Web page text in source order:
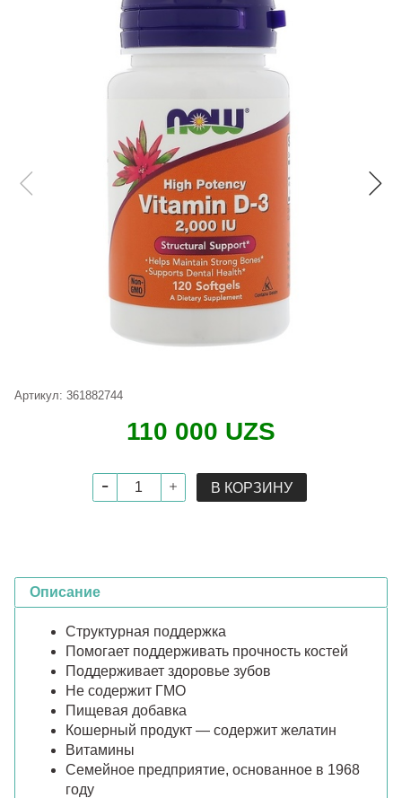
Артикул: 361882744
110 000 UZS
В КОРЗИНУ
Описание
Структурная поддержка
Помогает поддерживать прочность костей
Поддерживает здоровье зубов
Не содержит ГМО
Пищевая добавка
Кошерный продукт — содержит желатин
Витамины
Семейное предприятие, основанное в 1968
году